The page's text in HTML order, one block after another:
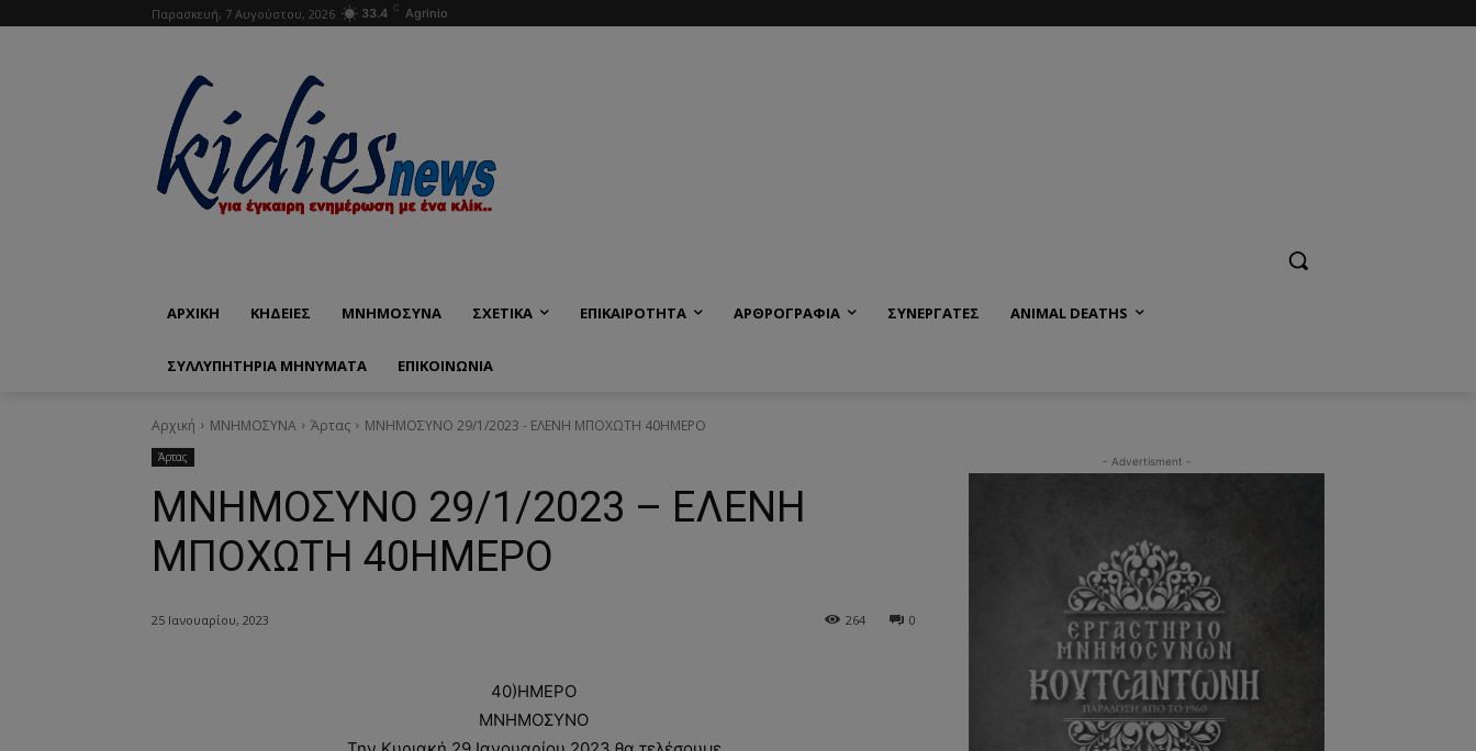
Παρασκευή, 7 Αυγούστου, 2026 33.4 C Agrinio
ΑΡΧΙΚΗ ΚΗΔΕΙΕΣ ΜΝΗΜΟΣΥΝΑ ΣΧΕΤΙΚΑ ΕΠΙΚΑΙΡΟΤΗΤΑ ΑΡΘΡΟΓΡΑΦΙΑ ΣΥΝΕΡΓΑΤΕΣ ANIMAL DEATHS
ΣΥΛΛΥΠΗΤΗΡΙΑ ΜΗΝΥΜΑΤΑ ΕΠΙΚΟΙΝΩΝΊΑ
Αρχική ΜΝΗΜΟΣΥΝΑ Άρτας ΜΝΗΜΟΣΥΝΟ 29/1/2023 - ΕΛΕΝΗ ΜΠΟΧΩΤΗ 40ΗΜΕΡΟ
Άρτας
ΜΝΗΜΟΣΥΝΟ 29/1/2023 – ΕΛΕΝΗ
ΜΠΟΧΩΤΗ 40ΗΜΕΡΟ
25 Ιανουαρίου, 2023 0
264
40)ΗΜΕΡΟ
ΜΝΗΜΟΣΥΝΟ
- Advertisment -